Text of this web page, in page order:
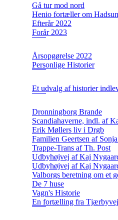
Gå tur mod nord
Henio fortæller om
Efterår 2022
Forår 2023
Årsopgørelse 2022
Personlige Historier
Et udvalg af historier
Dronningborg Brande
Scandiahaverne, indl. af
Erik Møllers liv i Drgb
Familien Geertsen af
Trappe-Trans af Th. Post
Udbyhøjvej af Kaj
Udbyhøjvej af Kaj
Valborgs beretning om et
De 7 huse
Vagn's Historie
En fortælling fra Tjærbyvej